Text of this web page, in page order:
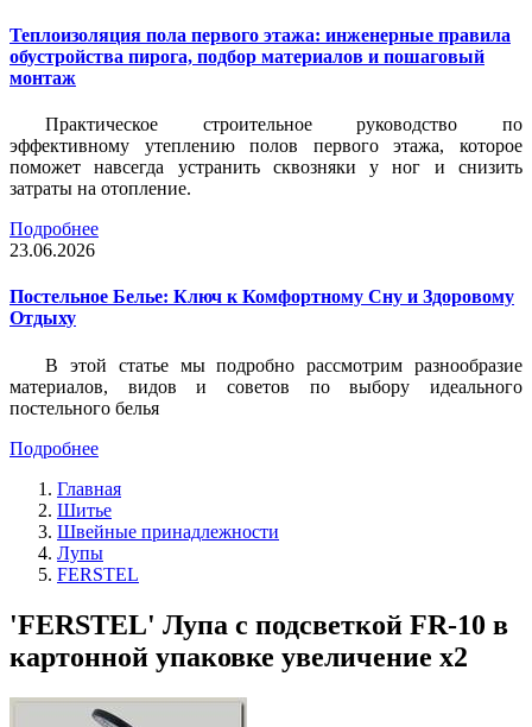
Теплоизоляция пола первого этажа: инженерные правила
обустройства пирога, подбор материалов и пошаговый
монтаж
Практическое строительное руководство по
эффективному утеплению полов первого этажа, которое
поможет навсегда устранить сквозняки у ног и снизить
затраты на отопление.
Подробнее
23.06.2026
Постельное Белье: Ключ к Комфортному Сну и Здоровому
Отдыху
В этой статье мы подробно рассмотрим разнообразие
материалов, видов и советов по выбору идеального
постельного белья
Подробнее
Главная
Шитье
Швейные принадлежности
Лупы
FERSTEL
'FERSTEL' Лупа с подсветкой FR-10 в
картонной упаковке увеличение х2